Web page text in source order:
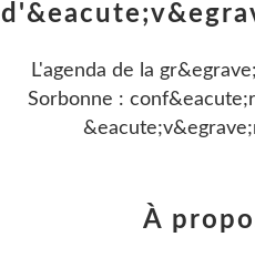
L'agenda de la
Sorbonne :
À